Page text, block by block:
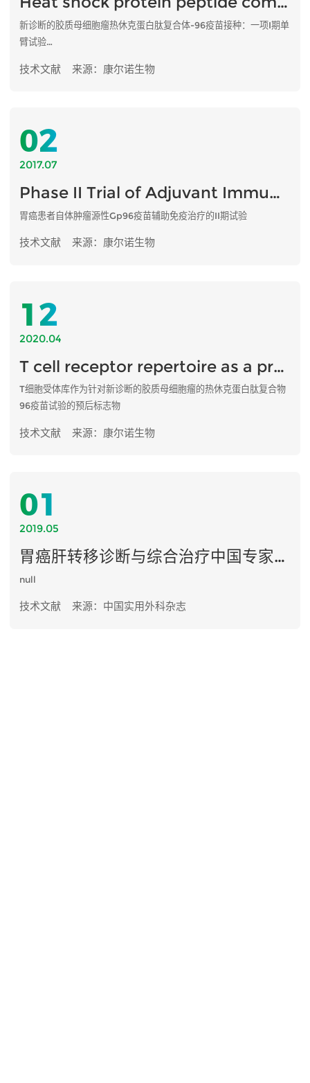
新诊断的胶质母细胞瘤热休克蛋白肽复合体-96疫苗接种：一项I期单
臂试验
技术文献 来源：康尔诺生物
02
2017.07
Phase II Trial of Adjuvant Immunotherapy with Autologous Tumor-derived Gp96 Vaccination in Patients with ...
胃癌患者自体肿瘤源性Gp96疫苗辅助免疫治疗的II期试验
技术文献 来源：康尔诺生物
12
2020.04
T cell receptor repertoire as a prognosis marker for heat shock protein peptide complex-96 vaccine...
T细胞受体库作为针对新诊断的胶质母细胞瘤的热休克蛋白肽复合物
96疫苗试验的预后标志物
技术文献 来源：康尔诺生物
01
2019.05
胃癌肝转移诊断与综合治疗中国专家共识（2019版）
null
技术文献 来源：中国实用外科杂志